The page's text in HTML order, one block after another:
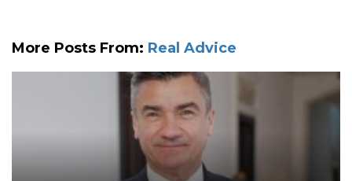
More Posts From: Real Advice